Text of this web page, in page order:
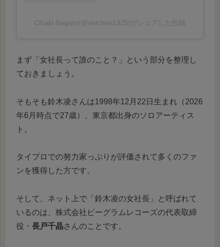
Chiaki Nagato(@vivichan1325)がシェアした投稿
まず「女社長って誰のこと？」という部分を整理し
ておきましょう。
そもそも鈴木凌さんは1998年12月22日生まれ（2026
年6月時点で27歳）、東京都出身のソロアーティス
ト。
タイプロでの努力家っぷりが評価されて多くのファ
ンを獲得した方です。
そして、ネット上で「鈴木凌の女社長」と呼ばれて
いるのは、株式会社ビーグラムレコーズの代表取締
役・ 長戸千晶さんのことです。